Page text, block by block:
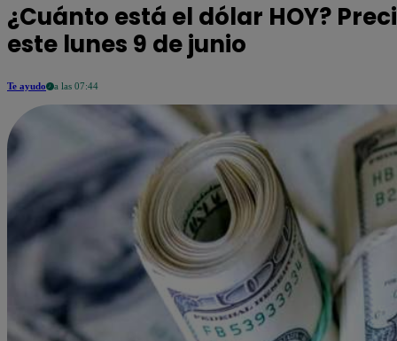
¿Cuánto está el dólar HOY?
este lunes 9 de junio
Te ayudo a las 07:44